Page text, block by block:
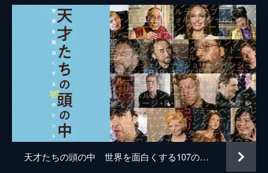
音楽 上野耕路
天才たちの頭の中 世界を面白くする107のヒント